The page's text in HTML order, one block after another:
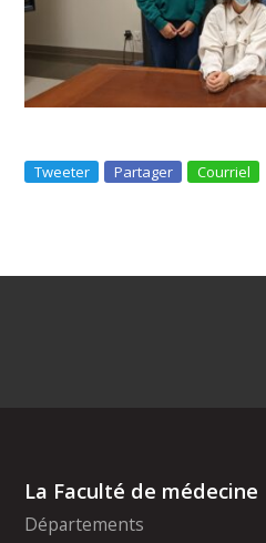
Tweeter Partager Courriel
La Faculté de médecine
Départements